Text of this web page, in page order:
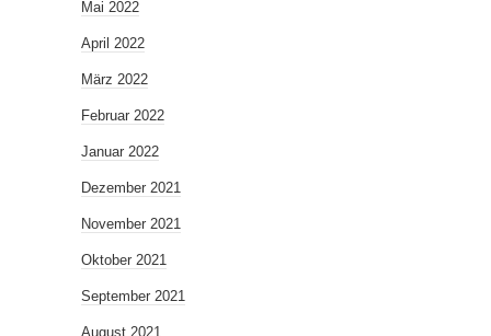
Mai 2022
April 2022
März 2022
Februar 2022
Januar 2022
Dezember 2021
November 2021
Oktober 2021
September 2021
August 2021